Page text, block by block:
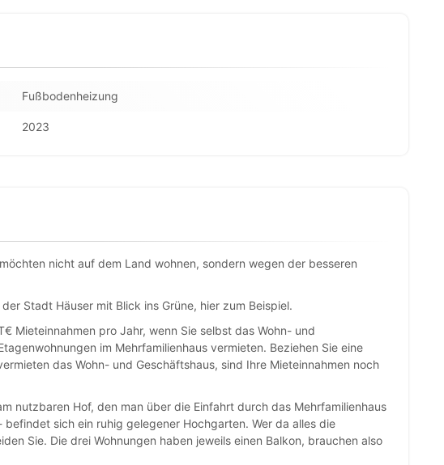
Fußbodenheizung
2023
nicht auf dem Land wohnen, sondern wegen der besseren
Stadt Häuser mit Blick ins Grüne, hier zum Beispiel.
Mieteinnahmen pro Jahr, wenn Sie selbst das Wohn- und
im Mehrfamilienhaus vermieten. Beziehen Sie eine
das Wohn- und Geschäftshaus, sind Ihre Mieteinnahmen noch
nutzbaren Hof, den man über die Einfahrt durch das Mehrfamilienhaus
sich ein ruhig gelegener Hochgarten. Wer da alles die
Sie. Die drei Wohnungen haben jeweils einen Balkon, brauchen also